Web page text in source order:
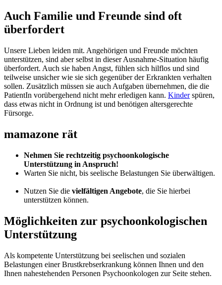
Auch Familie und Freunde sind oft
überfordert
Unsere Lieben leiden mit. Angehörigen und Freunde möchten
unterstützen, sind aber selbst in dieser Ausnahme-Situation häufig
überfordert. Auch sie haben Angst, fühlen sich hilflos und sind
teilweise unsicher wie sie sich gegenüber der Erkrankten verhalten
sollen. Zusätzlich müssen sie auch Aufgaben übernehmen, die die
PatientIn vorübergehend nicht mehr erledigen kann. Kinderspüren,
dass etwas nicht in Ordnung ist und benötigen altersgerechte
Fürsorge.
mamazone rät
Nehmen Sie rechtzeitig psychoonkologische
Unterstützung in Anspruch!
Warten Sie nicht, bis seelische Belastungen Sie überwältigen.
Nutzen Sie die vielfältigen Angebote, die Sie hierbei
unterstützen können.
Möglichkeiten zur psychoonkologischen
Unterstützung
Als kompetente Unterstützung bei seelischen und sozialen
Belastungen einer Brustkrebserkrankung können Ihnen und den
Ihnen nahestehenden Personen Psychoonkologen zur Seite stehen.